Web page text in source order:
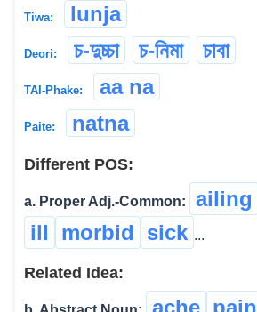
Tiwa: lunja
Deori: চ-দুচ্চা চ-নিমা চাবা
TAI-Phake: aa na
Paite: natna
Different POS:
a. Proper Adj.-Common: ailing
ill
morbid sick ...
Related Idea:
ache pain